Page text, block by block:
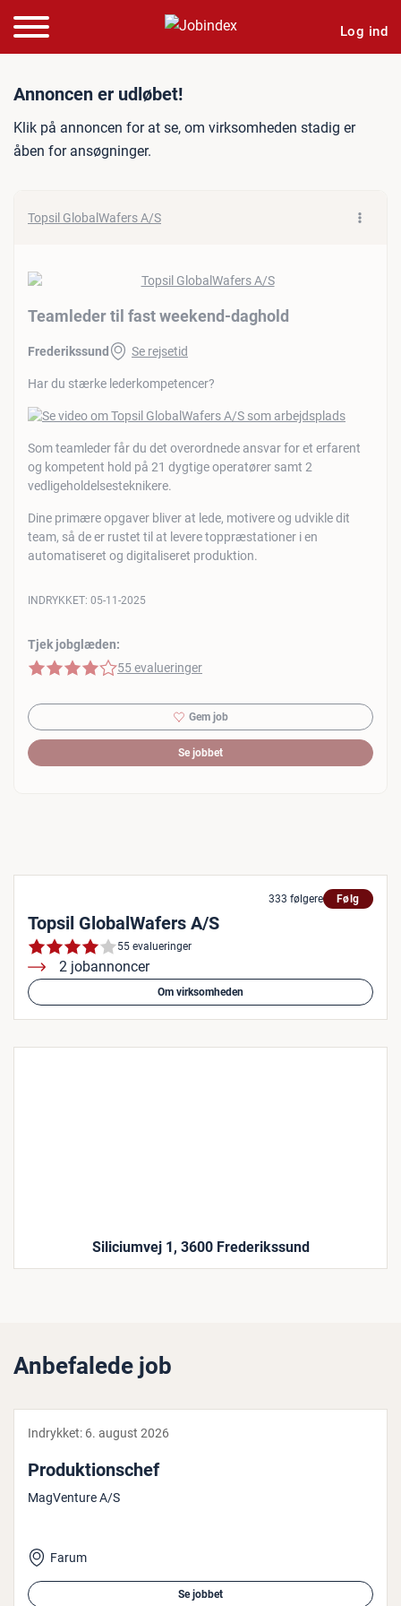
Log ind
Jobannonce: Teamleder
Annoncen er udløbet!
Klik på annoncen for at se, om virksomheden stadig er
åben for ansøgninger.
Topsil GlobalWafers A/S
Teamleder til fast weekend-daghold
Frederikssund Se rejsetid
Har du stærke lederkompetencer?
Som teamleder får du det overordnede ansvar for et erfarent
og kompetent hold på 21 dygtige operatører samt 2
vedligeholdelsesteknikere.
Dine primære opgaver bliver at lede, motivere og udvikle dit
team, så de er rustet til at levere toppræstationer i en
automatiseret og digitaliseret produktion.
Tjek jobglæden:
4 af 5 stjerner
55 evalueringer
INDRYKKET: 05-11-2025
Gem job
Se jobbet
333 følgere Følg
Topsil GlobalWafers A/S
55 evalueringer
2 jobannoncer
Om virksomheden
Siliciumvej 1, 3600 Frederikssund
Anbefalede job
Indrykket: 6. august 2026
Pro­duk­tions­chef
MagVenture A/S
Farum
Se jobbet